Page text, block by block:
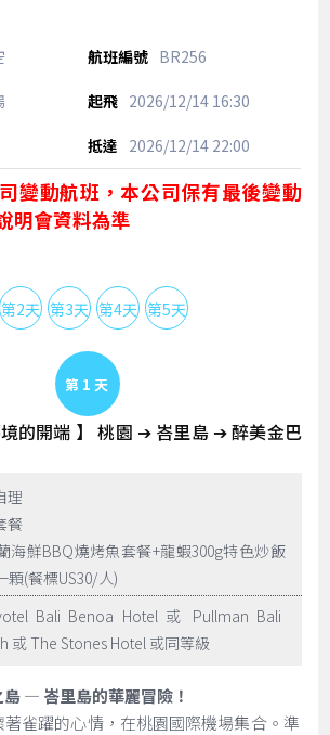
BR256
2026/12/1416:30
2026/12/1422:00
變動航班，本公司保有最後變動
明會資料為準
第2天 第3天 第4天 第5天
Day 1
境的開端 】 桃園 ➔ 峇里島 ➔ 醉美金巴
理
餐
海鮮BBQ燒烤魚套餐+龍蝦300g特色炒飯
顆(餐標US30/人)
Bali Benoa Hotel 或 Pullman Bali
或 The Stones Hotel 或同等級
— 峇里島的華麗冒險！
雀躍的心情，在桃園國際機場集合。準